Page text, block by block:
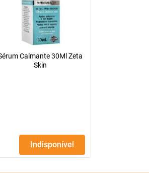
Calmante 30Ml Zeta
Skin
Indisponível